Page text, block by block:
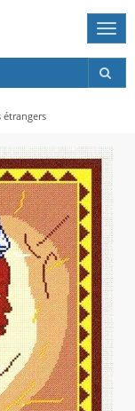
étrangers